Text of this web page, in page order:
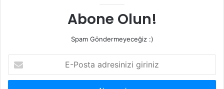
Abone Olun!
Spam Göndermeyeceğiz :)
Posta
adresinizi